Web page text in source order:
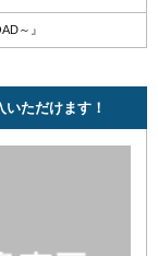
～』
ただけます！